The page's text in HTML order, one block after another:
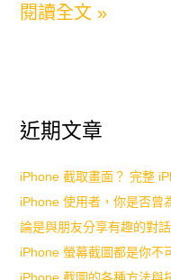
你
應
子
不
親
技
巧
實
用
閱讀全文 »
近期文章
iPhone 截取畫面？ 完整
iPhone 使用者，你是否曾
論是與朋友分享有趣的對
iPhone 螢幕截圖都是你不
iPhone 截圖的各種方法與